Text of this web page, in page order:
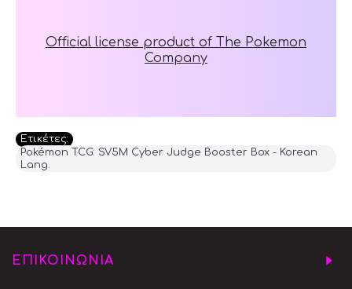
Official license product of The Pokemon
Company
Ετικέτες:
Pokémon TCG: SV5M Cyber Judge Booster Box - Korean
Lang.
ΕΠΙΚΟΙΝΩΝΙΑ